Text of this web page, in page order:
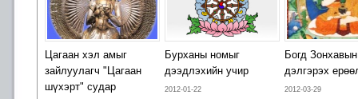
Цагаан хэл амыг
зайлуулагч "Цагаан
шүхэрт" судар
Бурханы номыг
дээдлэхийн учир
2012-01-22
Богд
дэлгэрэх
2012-03-29